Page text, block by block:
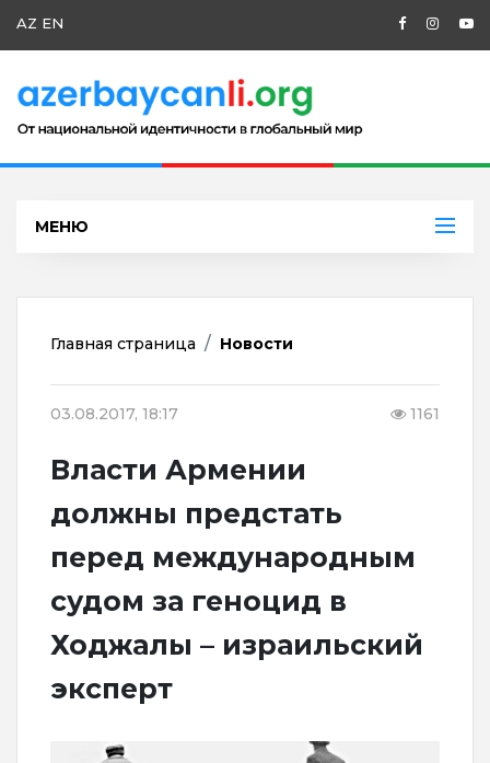
AZ EN
МЕНЮ
Главная страница Новости
03.08.2017, 18:17 1161
Власти Армении
должны предстать
перед международным
судом за геноцид в
Ходжалы – израильский
эксперт